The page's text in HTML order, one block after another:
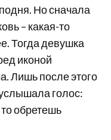
Но сначала
– какая-то
Тогда девушка
иконой
Лишь после этого
голос:
обретешь